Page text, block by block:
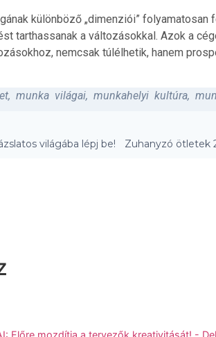
különböző „dimenziói” folyamatosan
tarthassanak a változásokkal. Azok a
nemcsak túlélhetik, hanem
, munka világai, munkahelyi kultúra,
világába lépj be!